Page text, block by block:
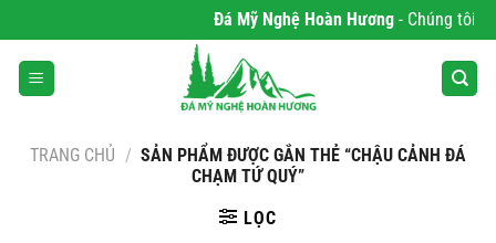
qua
nội
dung
Đá Mỹ Nghệ Hoàn Hương- Chúng tôi
TRANG CHỦ / SẢN PHẨM ĐƯỢC GẮN THẺ “CHẬU CẢNH ĐÁ
CHẠM TỨ QUÝ”
LỌC